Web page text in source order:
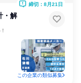
・解
締切：8月21日
この企業の類似募集